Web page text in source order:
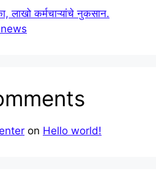
लाखो कर्मचाऱ्यांचे नुकसान.
on Hello world!